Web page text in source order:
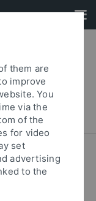
aktuell
them are
improve
You
via the
of the
for video
set
advertising
to the